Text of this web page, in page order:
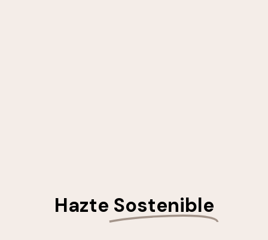
Hazte Sostenible